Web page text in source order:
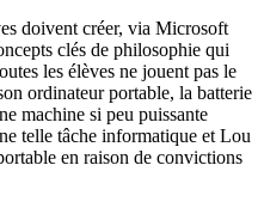
doivent créer, via Microsoft
clés de philosophie qui
les élèves ne jouent pas le
ordinateur portable, la batterie
machine si peu puissante
telle tâche informatique et Lou
en raison de convictions